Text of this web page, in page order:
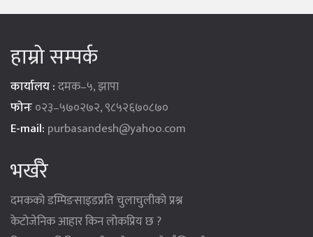
हाम्रो सम्पर्क
कार्यालय :दमक–५, झापा
फोनः०२३–५७०२७२, ९८५२६७०८७०
E-mail: purbasandesh@yahoo.com
भर्खरै
दमकको डम्पिङसाइडप्रति चुलाचुलीको प्रश्न
केटोजेनिक आहार किन लोकप्रिय छ ?